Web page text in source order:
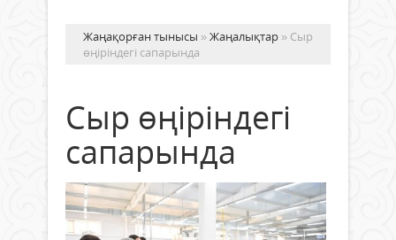
Жаңақорған тынысы »Жаңалықтар » Сыр
өңіріндегі сапарында
Сыр өңіріндегі
сапарында